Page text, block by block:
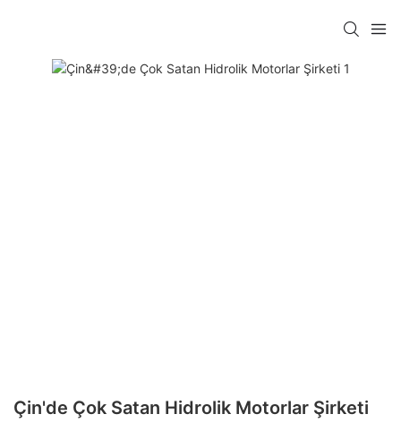
Çin'de Çok Satan Hidrolik Motorlar Şirketi